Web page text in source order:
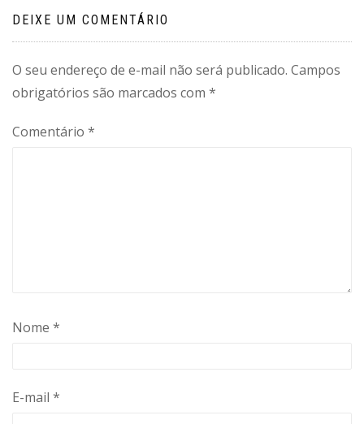
DEIXE UM COMENTÁRIO
O seu endereço de e-mail não será publicado. Campos
obrigatórios são marcados com *
Comentário *
Nome *
E-mail *